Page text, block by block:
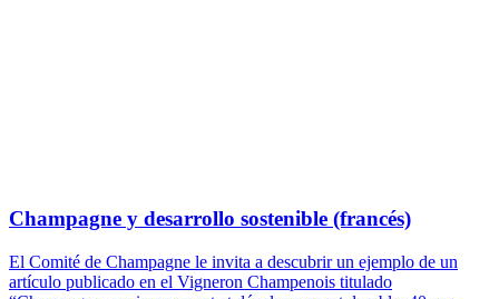
Champagne y desarrollo sostenible (francés)
El Comité de Champagne le invita a descubrir un ejemplo de un
artículo publicado en el Vigneron Champenois titulado